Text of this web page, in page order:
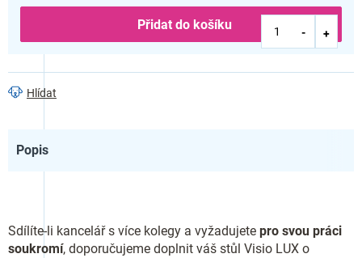
Přidat do košíku
Hlídat
Popis
Sdílíte-li kancelář s více kolegy a vyžadujete pro svou práci
soukromí, doporučujeme doplnit váš stůl Visio LUX o